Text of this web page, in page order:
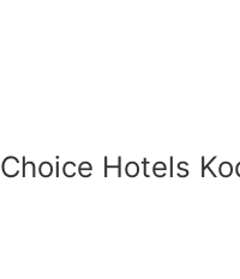
Choice Hotels